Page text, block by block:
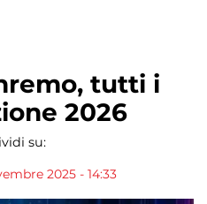
tutti i
2026
su:
2025 - 14:33